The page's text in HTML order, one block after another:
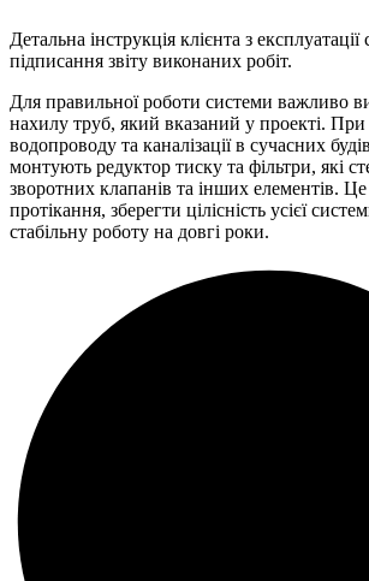
Детальна інструкція клієнта з експлуатації
підписання звіту виконаних робіт.
Для правильної роботи системи важливо
нахилу труб, який вказаний у проекті. При
водопроводу та каналізації в сучасних
монтують редуктор тиску та фільтри, які
зворотних клапанів та інших елементів.
протікання, зберегти цілісність усієї
стабільну роботу на довгі роки.